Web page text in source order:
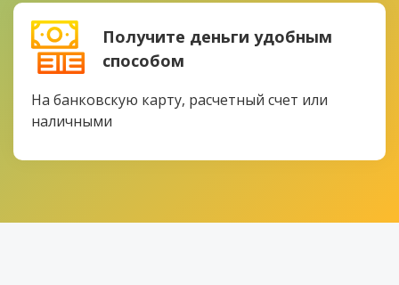
Получите деньги удобным
способом
На банковскую карту, расчетный счет или
наличными